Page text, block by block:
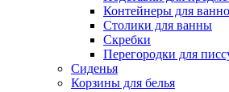
Контейнеры для
Столики для ванны
Скребки
Перегородки для
Сиденья
Корзины для белья